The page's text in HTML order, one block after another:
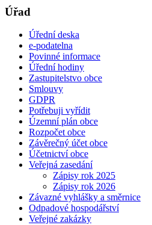
Úřad
Úřední deska
e-podatelna
Povinné informace
Úřední hodiny
Zastupitelstvo obce
Smlouvy
GDPR
Potřebuji vyřídit
Územní plán obce
Rozpočet obce
Závěrečný účet obce
Účetnictví obce
Veřejná zasedání
Zápisy rok 2025
Zápisy rok 2026
Závazné vyhlášky a směrnice
Odpadové hospodářství
Veřejné zakázky